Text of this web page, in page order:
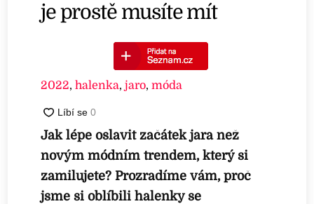
je prostě musíte mít
2022,halenka,jaro,móda
Jak lépe oslavit začátek jara než
novým módním trendem, který si
zamilujete? Prozradíme vám, proč
jsme si oblíbili halenky se